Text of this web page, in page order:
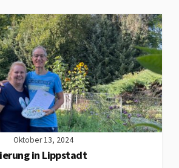
Oktober 13, 2024
in Lippstadt